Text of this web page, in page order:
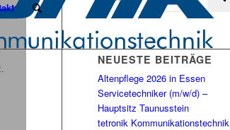
NEUESTE BEITRÄGE
Altenpflege 2026 in Essen
Servicetechniker (m/w/d) –
Hauptsitz Taunusstein
tetronik Kommunikationstechnik